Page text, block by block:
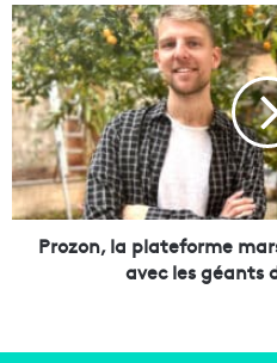
t
i
q
u
e
d
e
f
l
P
r
o
z
o
n
,
l
a
Prozon, la plateforme
avec les géants